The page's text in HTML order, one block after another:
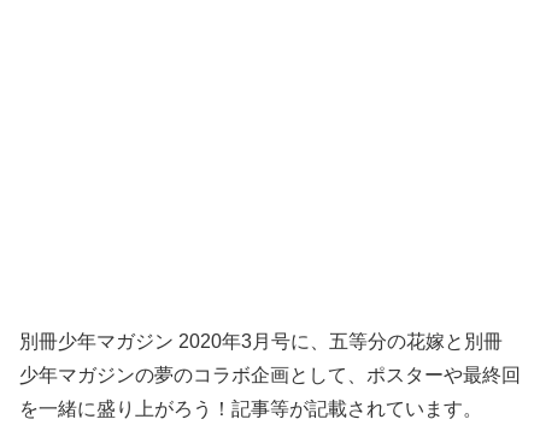
別冊少年マガジン 2020年3月号に、五等分の花嫁と別冊
少年マガジンの夢のコラボ企画として、ポスターや最終回
を一緒に盛り上がろう！記事等が記載されています。